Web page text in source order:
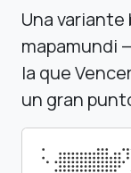
Una
mapamundi
la que
un gran